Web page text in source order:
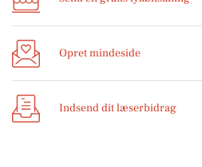
Opret mindeside
Indsend dit læserbidrag